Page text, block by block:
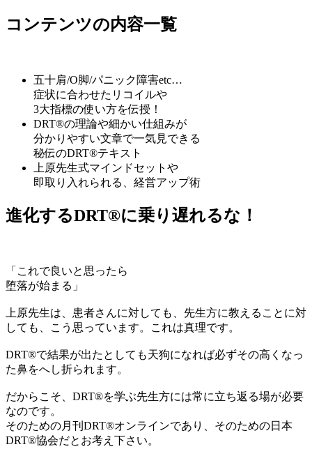
コンテンツの内容一覧
五十肩/O脚/パニック障害etc…
症状に合わせたリコイルや
3大指標の使い方を伝授！
DRT®の理論や細かい仕組みが
分かりやすい文章で一気見できる
秘伝のDRT®テキスト
上原先生式マインドセットや
即取り入れられる、経営アップ術
進化するDRT®に乗り遅れるな！
「これで良いと思ったら
堕落が始まる」
上原先生は、患者さんに対しても、先生方に教えることに対
しても、こう思っています。これは真理です。
DRT®で結果が出たとしても天狗になれば必ずその高くなっ
た鼻をへし折られます。
だからこそ、DRT®を学ぶ先生方には常に立ち返る場が必要
なのです。
そのための月刊DRT®オンラインであり、そのための日本
DRT®協会だとお考え下さい。